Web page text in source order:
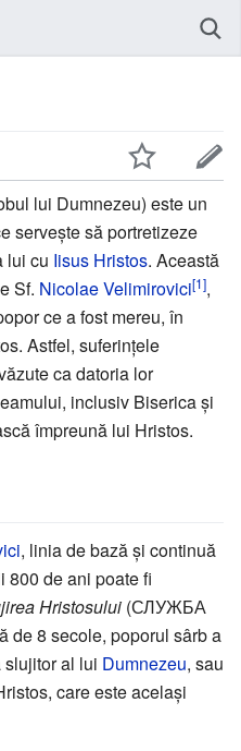
lui Dumnezeu) este un
servește să portretizeze
lui cu Iisus Hristos. Această
Sf. Nicolae Velimirovici[1],
ce a fost mereu, în
Astfel, suferințele
ca datoria lor
inclusiv Biserica și
împreună lui Hristos.
, linia de bază și continuă
800 de ani poate fi
Hristosului (СЛУЖБА
8 secole, poporul sârb a
slujitor al lui Dumnezeu, sau
care este același